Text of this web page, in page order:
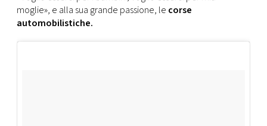
moglie», e alla sua grande passione, le corse
automobilistiche.